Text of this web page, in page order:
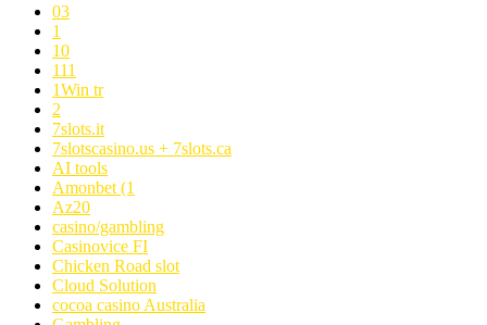
03
1
10
111
1Win tr
2
7slots.it
7slotscasino.us + 7slots.ca
AI tools
Amonbet (1
Az20
casino/gambling
Casinovice FI
Chicken Road slot
Cloud Solution
cocoa casino Australia